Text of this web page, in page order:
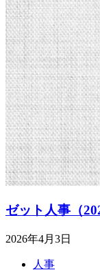
ゼット人事（
2026年4月3日
人事